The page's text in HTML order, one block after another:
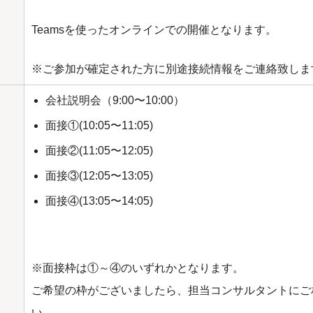
Teamsを使ったオンラインでの開催となります。
※ご参加が確定された方に別途接続情報をご連絡致しま
会社説明会（9:00〜10:00）
面接①(10:05〜11:05)
面接②(11:05〜12:05)
面接③(12:05〜13:05)
面接④(13:05〜14:05)
※面接枠は①～④のいずれかとなります。
ご希望の枠がございましたら、担当コンサルタントにご